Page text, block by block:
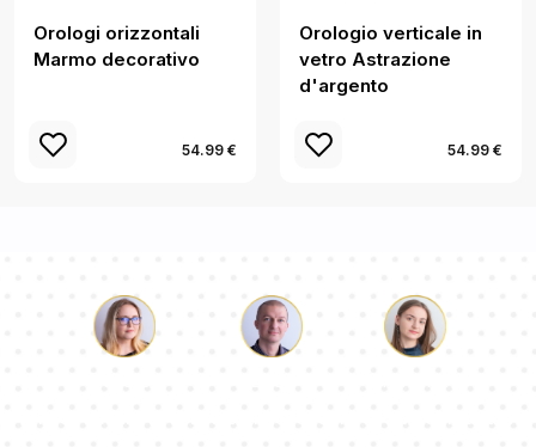
Orologi orizzontali
Marmo decorativo
54.99 €
Orologio verticale in
vetro Astrazione
d'argento
54.99 €